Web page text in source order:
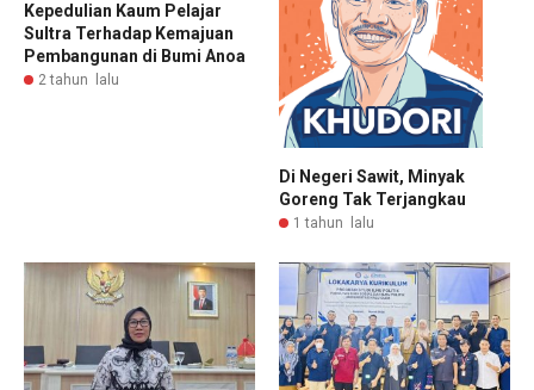
Kepedulian Kaum Pelajar
Sultra Terhadap Kemajuan
Pembangunan di Bumi Anoa
2 tahun lalu
Di Negeri Sawit, Minyak
Goreng Tak Terjangkau
1 tahun lalu